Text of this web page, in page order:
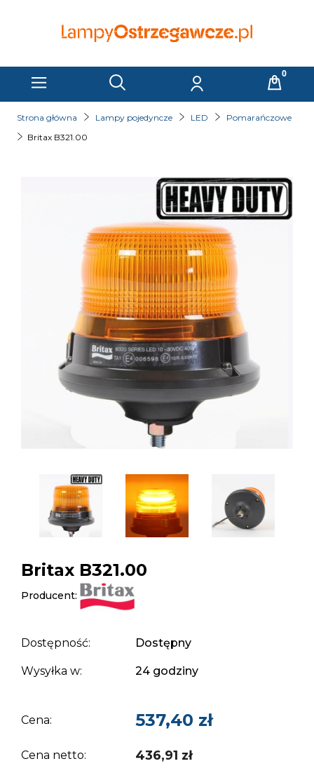
Strona główna Lampy pojedyncze LED
Pomarańczowe
Britax B321.00
Britax B321.00
Producent:
Dostępność: Dostępny
Wysyłka w: 24 godziny
Cena: 537,40 zł
Cena netto: 436,91 zł